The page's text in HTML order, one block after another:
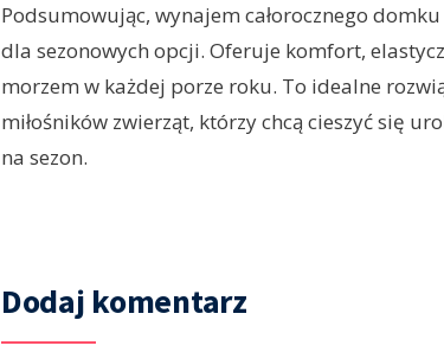
Podsumowując, wynajem całorocznego
dla sezonowych opcji. Oferuje komfort,
morzem w każdej porze roku. To idealne
miłośników zwierząt, którzy chcą cieszyć się
na sezon.
Dodaj komentarz